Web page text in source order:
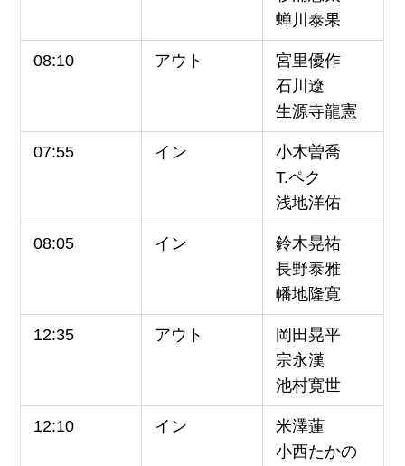
蝉川泰果
08:10 アウト
宮里優作
石川遼
生源寺龍憲
07:55 イン
小木曽喬
T.ペク
浅地洋佑
08:05 イン
鈴木晃祐
長野泰雅
幡地隆寛
12:35 アウト
岡田晃平
宗永漢
池村寛世
12:10 イン
米澤蓮
小西たかの